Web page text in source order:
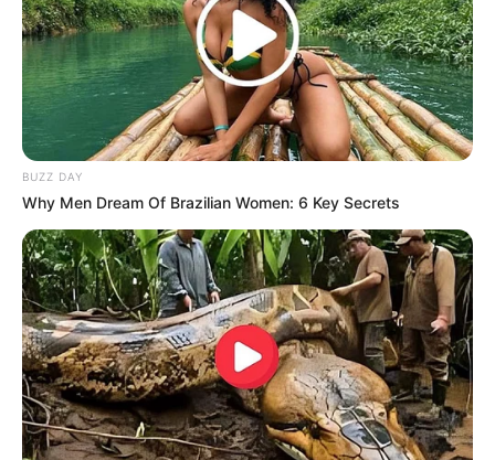
Bikin Ngakak, 10 Potret
Cosplay Murah Pakai Bahan
Seadanya
Anti Mainstream, 10 Cara
Membawa Barang Belanjaan
Versi Warga Thailand
BUZZ DAY
Why Men Dream Of Brazilian Women: 6 Key Secrets